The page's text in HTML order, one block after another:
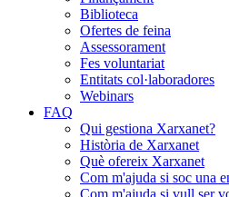
Biblioteca
Ofertes de feina
Assessorament
Fes voluntariat
Entitats col·laboradores
Webinars
FAQ
Qui gestiona Xarxanet?
Història de Xarxanet
Què ofereix Xarxanet
Com m'ajuda si soc una